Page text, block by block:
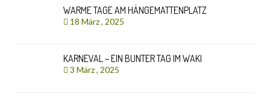
WARME TAGE AM HÄNGEMATTENPLATZ
18 März , 2025
KARNEVAL – EIN BUNTER TAG IM WAKI
3 März , 2025